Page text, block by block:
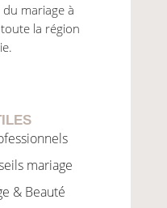
mariage à
la région
mariage
& Beauté